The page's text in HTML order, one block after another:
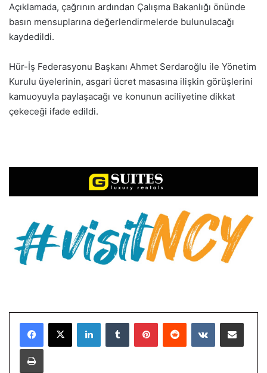
Açıklamada, çağrının ardından Çalışma Bakanlığı önünde
basın mensuplarına değerlendirmelerde bulunulacağı
kaydedildi.
Hür-İş Federasyonu Başkanı Ahmet Serdaroğlu ile Yönetim
Kurulu üyelerinin, asgari ücret masasına ilişkin görüşlerini
kamuoyuyla paylaşacağı ve konunun aciliyetine dikkat
çekeceği ifade edildi.
LinkedInTumblr PinterestReddit VKontakteE-Posta ile paylaş
Yazdır